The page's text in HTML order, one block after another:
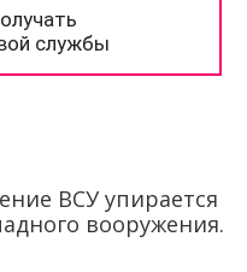
ВСУ упирается
вооружения.